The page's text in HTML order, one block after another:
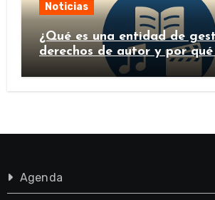
Noticias
¿Qué es una entidad de
derechos de autor y por qué
importante?
Agenda